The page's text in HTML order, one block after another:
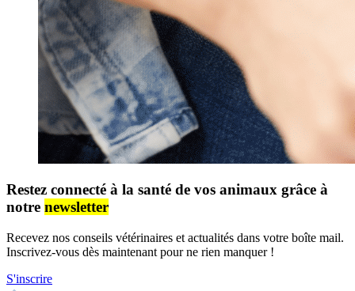
Restez connecté à la santé de vos animaux grâce à
notre newsletter
Recevez nos conseils vétérinaires et actualités dans votre boîte mail.
Inscrivez-vous dès maintenant pour ne rien manquer !
S'inscrire